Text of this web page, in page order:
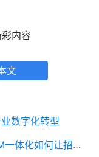
内容
文
数字化转型
招生和教学“双飞升“